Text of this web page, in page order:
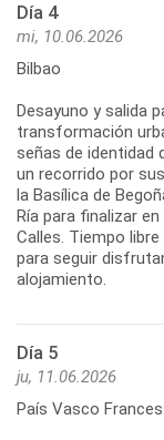
Día 4
mi, 10.06.2026
Bilbao
Desayuno y salida
transformación
señas de identidad
un recorrido por
la Basílica de
Ría para finalizar
Calles. Tiempo
para seguir
Día 5
ju, 11.06.2026
País Vasco